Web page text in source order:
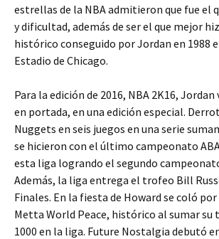
estrellas de la NBA admitieron que fue el
y dificultad, además de ser el que mejor
histórico conseguido por Jordan en 1988
Estadio de Chicago.
Para la edición de 2016, NBA 2K16,
en portada, en una edición especial.
Nuggets en seis juegos en una serie
se hicieron con el último campeonato
esta liga logrando el segundo
Además, la liga entrega el trofeo Bill
Finales. En la fiesta de Howard se coló
Metta World Peace, histórico al sumar su
1000 en la liga. Future Nostalgia debutó